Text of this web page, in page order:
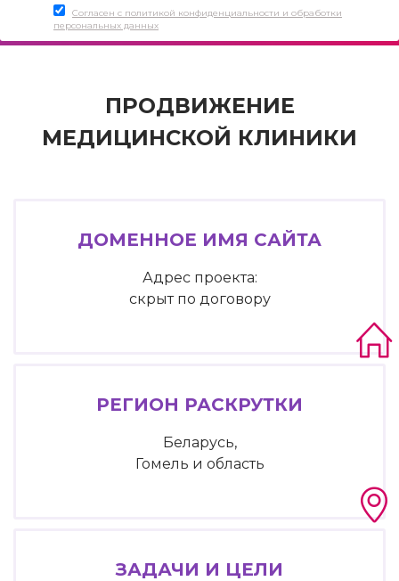
Согласен c политикой конфиденциальности и обработки
персональных данных
ПРОДВИЖЕНИЕ
МЕДИЦИНСКОЙ КЛИНИКИ
ДОМЕННОЕ ИМЯ САЙТА
Адрес проекта:
скрыт по договору
РЕГИОН РАСКРУТКИ
Беларусь,
Гомель и область
ЗАДАЧИ И ЦЕЛИ